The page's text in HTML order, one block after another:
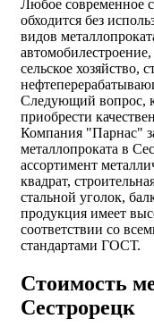
Любое современное
обходится без
видов
сельское хозяйство,
Следующий вопрос,
приобрести
Компания "Парнас"
металлопроката в
ассортимент
квадрат,
стальной уголок,
продукция имеет
соответствии со
стандартами ГОСТ.
Стоимость
Сестрорецк